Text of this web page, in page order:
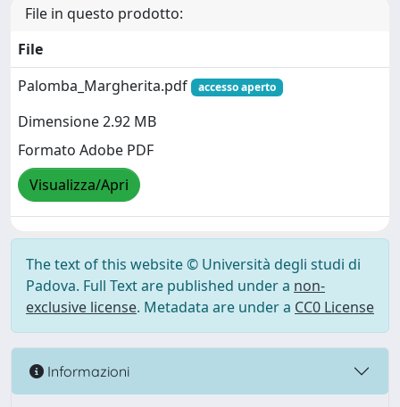
File in questo prodotto:
File
Palomba_Margherita.pdf
accesso aperto
Dimensione 2.92 MB
Formato Adobe PDF
Visualizza/Apri
The text of this website © Università degli studi di
Padova. Full Text are published under a non-
exclusive license. Metadata are under a CC0 License
Informazioni